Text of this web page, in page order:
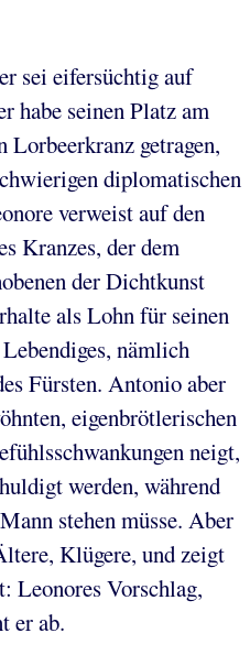
sei eifersüchtig auf
habe seinen Platz am
Lorbeerkranz getragen,
diplomatischen
verweist auf den
Kranzes, der dem
der Dichtkunst
als Lohn für seinen
nämlich
Fürsten. Antonio aber
eigenbrötlerischen
neigt,
werden, während
stehen müsse. Aber
Klügere, und zeigt
Leonores Vorschlag,
er ab.